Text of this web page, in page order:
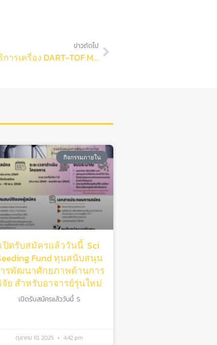
ข่าวถัดไป
ศูนย์เครื่องมือกลาง คณะวิทยาศาสตร์ ให้บริการเครื่อง DART-TOF MS เพื่อวิเคราะห์มวลโมเลกุลของสาร
กิจกรรมภายใน
เปิดรับสมัครแล้ววันนี้ Sci
Fund ทุนสนับสนุน
รพัฒนาศักยภาพด้านการ
ย สําหรับอาจารย์รุ่นใหม่
เปิดรับสมัครแล้ววันนี้ S
ตุลาคม 10, 2025 4:42 pm